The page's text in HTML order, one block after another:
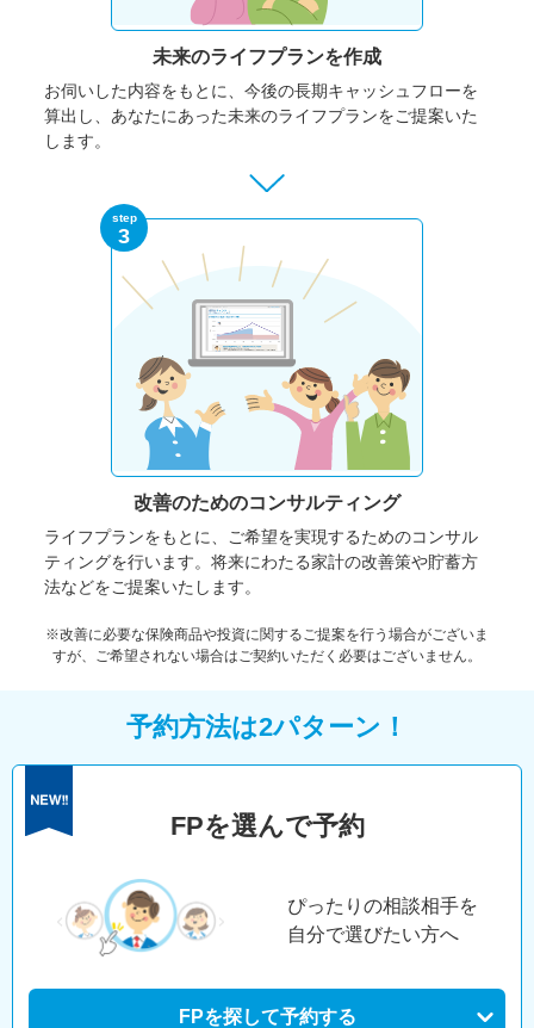
未来のライフプランを作成
お伺いした内容をもとに、今後の長期キャッシュフローを
算出し、あなたにあった未来のライフプランをご提案いた
します。
step
3
改善のためのコンサルティング
ライフプランをもとに、ご希望を実現するためのコンサル
ティングを行います。将来にわたる家計の改善策や貯蓄方
法などをご提案いたします。
※改善に必要な保険商品や投資に関するご提案を行う場合がございま
すが、ご希望されない場合はご契約いただく必要はございません。
予約方法は2パターン！
FPを選んで予約
ぴったりの相談相手を
自分で選びたい方へ
FPを探して予約する